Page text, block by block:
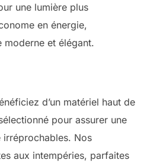
une lumière plus
en énergie,
et élégant.
d’un matériel haut de
pour assurer une
irréprochables. Nos
aux intempéries, parfaites